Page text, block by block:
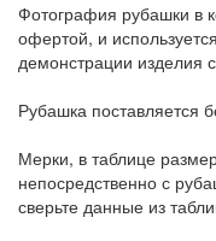
Фотография рубашки в
офертой, и
демонстрации изделия
Рубашка поставляется
Мерки, в таблице
непосредственно с
сверьте данные из